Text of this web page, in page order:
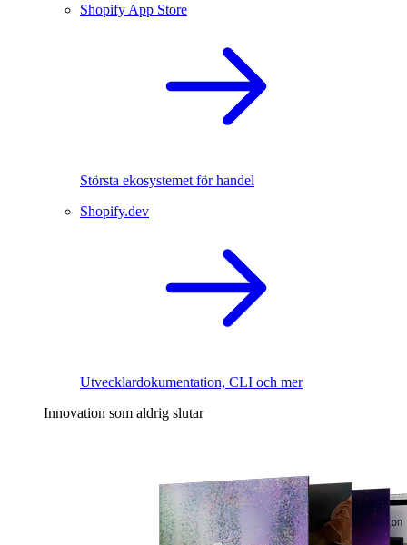
Shopify App Store
Största ekosystemet för handel
Shopify.dev
Utvecklardokumentation, CLI och mer
Innovation som aldrig slutar